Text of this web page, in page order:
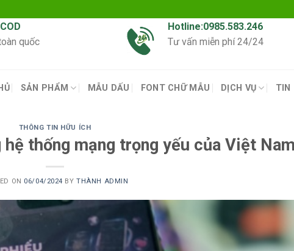
quốc
Hotline:0985.583.246
Tư vấn miễn phí 24/24
SẢN PHẨM MẪU DẤU FONT CHỮ MẪU DỊCH VỤ TIN
THÔNG TIN HỮU ÍCH
thống mạng trọng yếu của Việt
ON 06/04/2024 BYTHÀNH ADMIN